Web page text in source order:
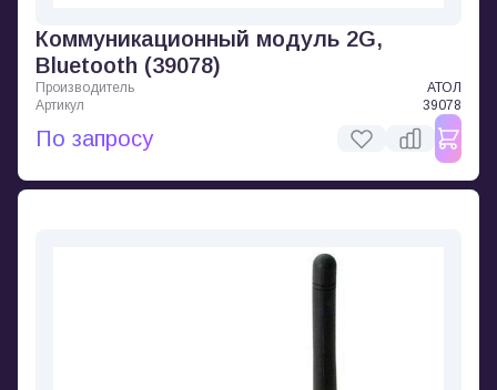
Коммуникационный модуль 2G,
Bluetooth (39078)
Производитель
АТОЛ
Артикул
39078
По запросу